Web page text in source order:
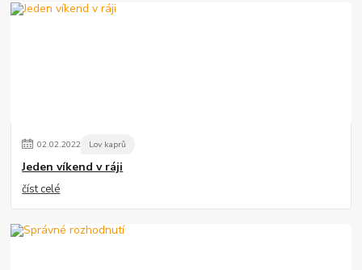
02.02.2022 Lov kaprů
Jeden víkend v ráji
číst celé